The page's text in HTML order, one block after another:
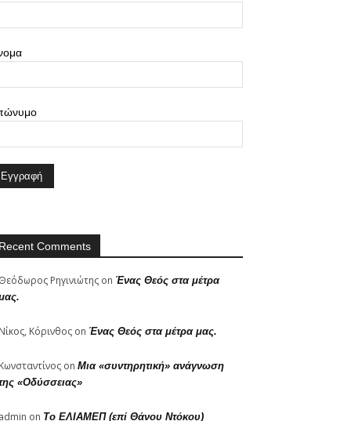
Comments
Ρηγινιώτης on Ένας Θεός στα μέτρα
Κόρινθος on Ένας Θεός στα μέτρα μας.
on Μια «συντηρητική» ανάγνωση
«Οδύσσειας»
on Το ΕΛΙΑΜΕΠ (επί Θάνου Ντόκου)